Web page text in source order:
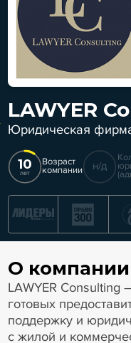
LAWYER
Юридическая
10
лет
Возраст
компании н/д
О компании
LAWYER Consulting
готовых
поддержку и
с жилой и